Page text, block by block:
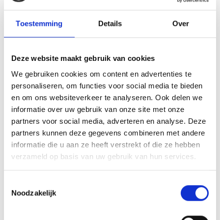
Toestemming Details Over
Deze website maakt gebruik van cookies
We gebruiken cookies om content en advertenties te
personaliseren, om functies voor social media te bieden
en om ons websiteverkeer te analyseren. Ook delen we
informatie over uw gebruik van onze site met onze
partners voor social media, adverteren en analyse. Deze
partners kunnen deze gegevens combineren met andere
informatie die u aan ze heeft verstrekt of die ze hebben
verzameld op basis van uw gebruik van hun services.
Noodzakelijk
inzetten.
De leerlingen leren inzicht te krijgen in hun eigen ik,
Succeservaringen in de klas
Leren praten over hun binnenkant en leren
inschatten van de eigen capaciteiten en
beperkingen
Psycho-educatie - Versterken van het
probleemoplossend denken
Leren luisteren naar en respecteren van mening
van anderen
We willen dat de kinderen zelfstandig leren
leren hierbij de opdrachtgever te volgen
opdrachten leren de leerlingen zelfstandig te